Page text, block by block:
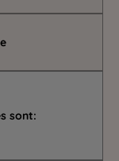
sont: